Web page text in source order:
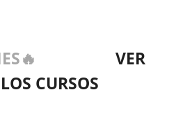
VER
CURSOS